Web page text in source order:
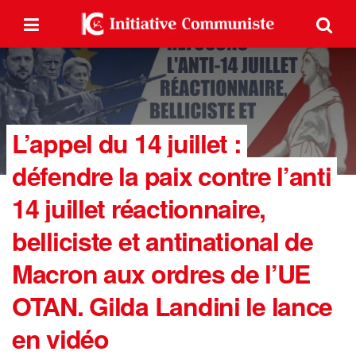
L’appel du 14 juillet :
défendre la paix contre l’anti
14 juillet réactionnaire,
belliciste et antinational de
Macron aux ordres de l’UE
OTAN. Gilda Landini le lance
en vidéo